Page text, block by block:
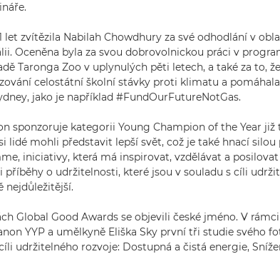
let zvítězila Nabilah Chowdhury za své odhodlání v
Oceněna byla za svou dobrovolnickou práci v
Taronga Zoo v uplynulých pěti letech, a také za to,
celostátní školní stávky proti klimatu a
jako je například #FundOurFutureNotGas.
sponzoruje kategorii Young Champion of the Year
lidé mohli představit lepší svět, což je také hnací
iniciativy, která má inspirovat, vzdělávat a
příběhy o udržitelnosti, které jsou v souladu s cíli
nejdůležitější.
Global Good Awards se objevili české jméno. V
YYP a umělkyně Eliška Sky první tři studie svého
udržitelného rozvoje: Dostupná a čistá energie,